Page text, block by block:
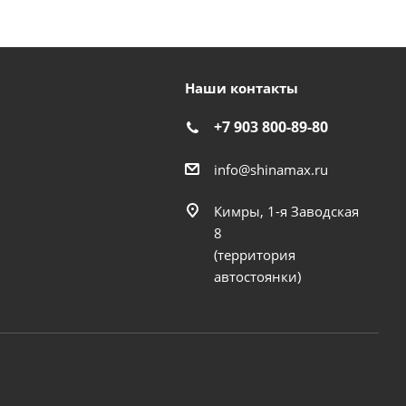
Наши контакты
+7 903 800-89-80
info@shinamax.ru
Кимры, 1-я Заводская
8
(территория
автостоянки)